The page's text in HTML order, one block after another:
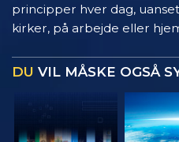
principper hver dag,
kirker, på arbejde eller
DU VIL MÅSKE OGSÅ